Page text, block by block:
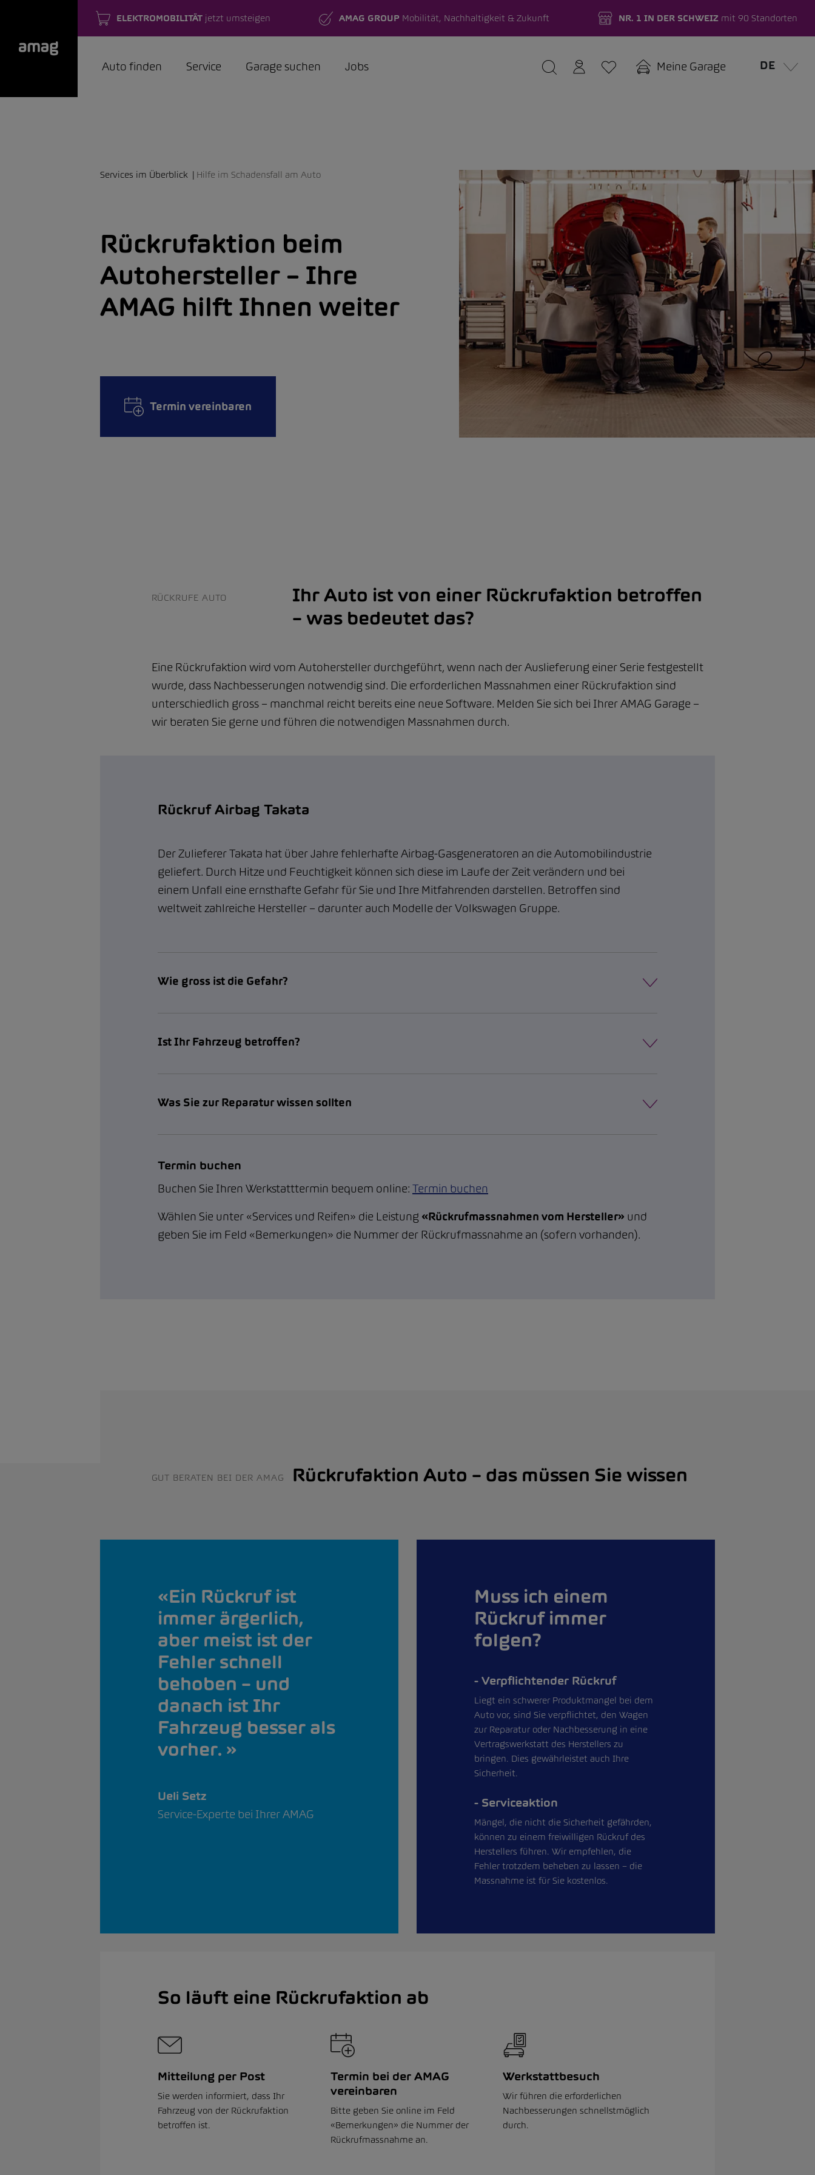
ELEKTROMOBILITÄTjetzt umsteigen AMAG GROUP Mobilität, Nachhaltigkeit & Zukunft NR. 1 IN DER SCHWEIZmit 90 Standorten
Auto finden Service Garage suchen Jobs Meine Garage DE
Services im Überblick Hilfe im Schadensfall am Auto
Rückrufaktion beim
Autohersteller – Ihre
AMAG hilft Ihnen weiter
Termin vereinbaren
RÜCKRUFE AUTO
Ihr Auto ist von einer Rückrufaktion betroffen
– was bedeutet das?
Eine Rückrufaktion wird vom Autohersteller durchgeführt, wenn nach der Auslieferung einer Serie festgestellt
wurde, dass Nachbesserungen notwendig sind. Die erforderlichen Massnahmen einer Rückrufaktion sind
unterschiedlich gross – manchmal reicht bereits eine neue Software. Melden Sie sich bei Ihrer AMAG Garage –
wir beraten Sie gerne und führen die notwendigen Massnahmen durch.
Rückruf Airbag Takata
Der Zulieferer Takata hat über Jahre fehlerhafte Airbag-Gasgeneratoren an die Automobilindustrie
geliefert. Durch Hitze und Feuchtigkeit können sich diese im Laufe der Zeit verändern und bei
einem Unfall eine ernsthafte Gefahr für Sie und Ihre Mitfahrenden darstellen. Betroffen sind
weltweit zahlreiche Hersteller – darunter auch Modelle der Volkswagen Gruppe.
Wie gross ist die Gefahr?
Ist Ihr Fahrzeug betroffen?
Was Sie zur Reparatur wissen sollten
Termin buchen
Buchen Sie Ihren Werkstatttermin bequem online: Termin buchen
Wählen Sie unter «Services und Reifen» die Leistung «Rückrufmassnahmen vom Hersteller» und
geben Sie im Feld «Bemerkungen» die Nummer der Rückrufmassnahme an (sofern vorhanden).
GUT BERATEN BEI DER AMAG Rückrufaktion Auto – das müssen Sie wissen
Ein Rückruf ist
immer ärgerlich,
aber meist ist der
Fehler schnell
behoben – und
danach ist Ihr
Fahrzeug besser als
vorher.
Ueli Setz
Service-Experte bei Ihrer AMAG
Muss ich einem
Rückruf immer
folgen?
Verpflichtender Rückruf
Liegt ein schwerer Produktmangel bei dem
Auto vor, sind Sie verpflichtet, den Wagen
zur Reparatur oder Nachbesserung in eine
Vertragswerkstatt des Herstellers zu
bringen. Dies gewährleistet auch Ihre
Sicherheit.
Serviceaktion
Mängel, die nicht die Sicherheit gefährden,
können zu einem freiwilligen Rückruf des
Herstellers führen. Wir empfehlen, die
Fehler trotzdem beheben zu lassen – die
Massnahme ist für Sie kostenlos.
So läuft eine Rückrufaktion ab
Mitteilung per Post
Sie werden informiert, dass Ihr
Fahrzeug von der Rückrufaktion
betroffen ist.
Termin bei der AMAG
vereinbaren
Bitte geben Sie online im Feld
«Bemerkungen» die Nummer der
Rückrufmassnahme an.
Werkstattbesuch
Wir führen die erforderlichen
Nachbesserungen schnellstmöglich
durch.